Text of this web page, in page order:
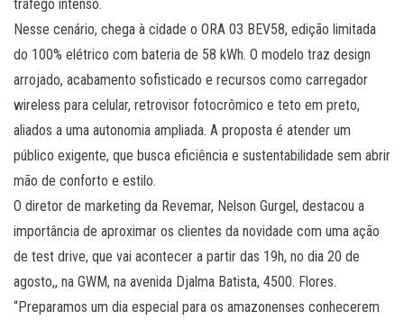
tráfego intenso.
Nesse cenário, chega à cidade o ORA 03 BEV58, edição limitada
do 100% elétrico com bateria de 58 kWh. O modelo traz design
arrojado, acabamento sofisticado e recursos como carregador
wireless para celular, retrovisor fotocrômico e teto em preto,
aliados a uma autonomia ampliada. A proposta é atender um
público exigente, que busca eficiência e sustentabilidade sem abrir
mão de conforto e estilo.
O diretor de marketing da Revemar, Nelson Gurgel, destacou a
importância de aproximar os clientes da novidade com uma ação
de test drive, que vai acontecer a partir das 19h, no dia 20 de
agosto,, na GWM, na avenida Djalma Batista, 4500. Flores.
“Preparamos um dia especial para os amazonenses conhecerem